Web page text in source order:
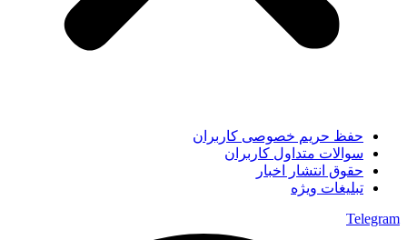
حفظ حریم خصوصی کاربران
سوالات متداول کاربران
حقوق انتشار اخبار
تبلیغات ویژه
Telegram